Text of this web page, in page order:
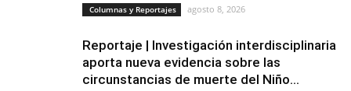
Columnas y Reportajes agosto 8, 2026
Reportaje | Investigación interdisciplinaria
aporta nueva evidencia sobre las
circunstancias de muerte del Niño...